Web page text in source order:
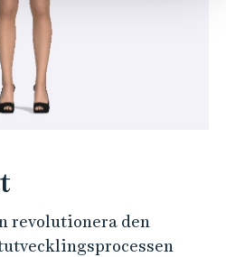
revolutionera den